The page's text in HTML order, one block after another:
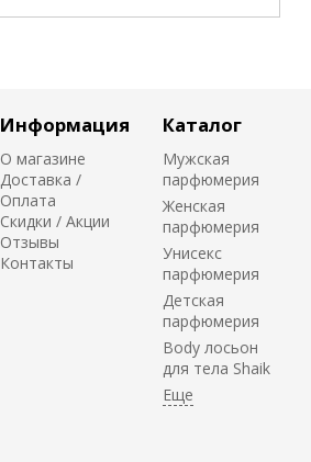
Информация
О магазине
Доставка /
Оплата
Скидки / Акции
Отзывы
Контакты
Каталог
Мужская
парфюмерия
Женская
парфюмерия
Унисекс
парфюмерия
Детская
парфюмерия
Body лосьон
для тела Shaik